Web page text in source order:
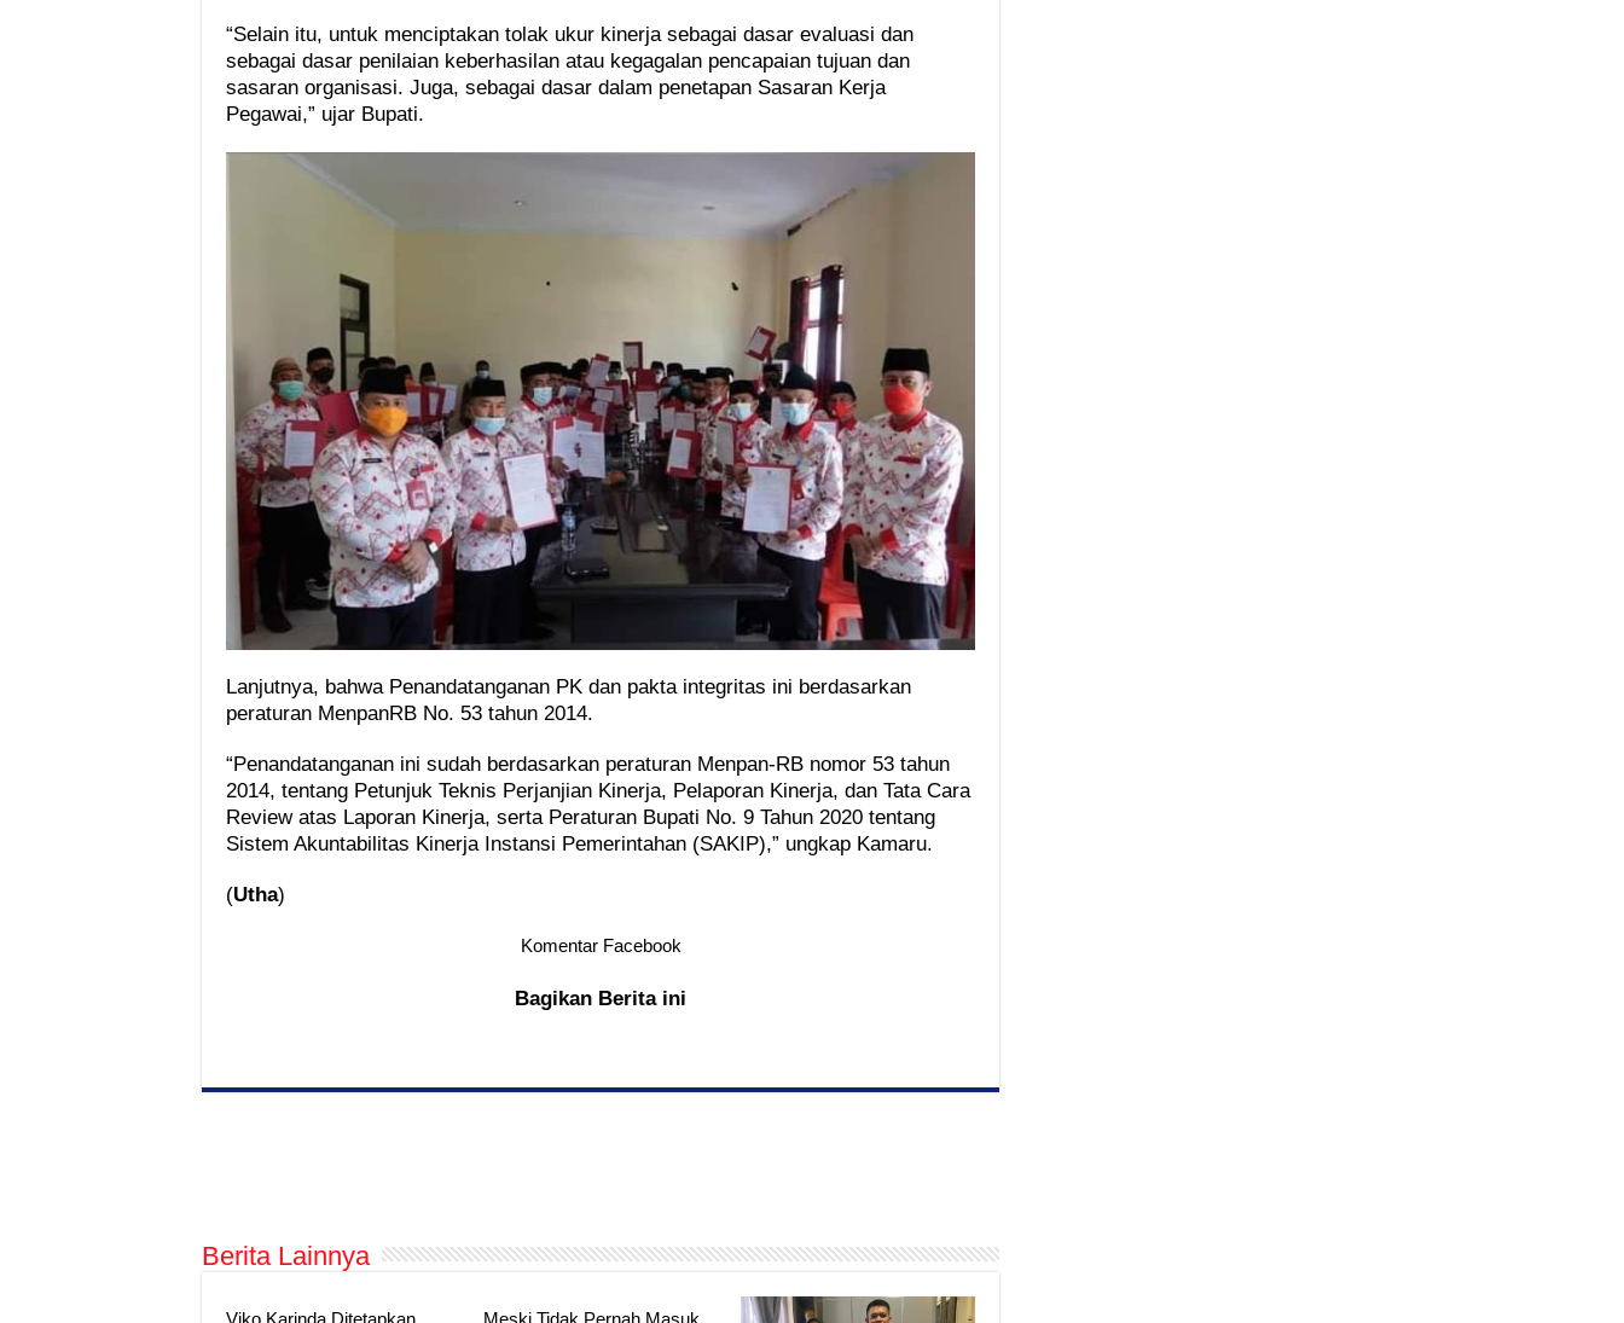
“Selain itu, untuk menciptakan tolak ukur kinerja sebagai dasar evaluasi dan
sebagai dasar penilaian keberhasilan atau kegagalan pencapaian tujuan dan
sasaran organisasi. Juga, sebagai dasar dalam penetapan Sasaran Kerja
Pegawai,” ujar Bupati.
Lanjutnya, bahwa Penandatanganan PK dan pakta integritas ini berdasarkan
peraturan MenpanRB No. 53 tahun 2014.
“Penandatanganan ini sudah berdasarkan peraturan Menpan-RB nomor 53 tahun
2014, tentang Petunjuk Teknis Perjanjian Kinerja, Pelaporan Kinerja, dan Tata Cara
Review atas Laporan Kinerja, serta Peraturan Bupati No. 9 Tahun 2020 tentang
Sistem Akuntabilitas Kinerja Instansi Pemerintahan (SAKIP),” ungkap Kamaru.
(Utha)
Komentar Facebook
Bagikan Berita ini
Berita Lainnya
Viko Karinda Ditetapkan
Meski Tidak Pernah Masuk,